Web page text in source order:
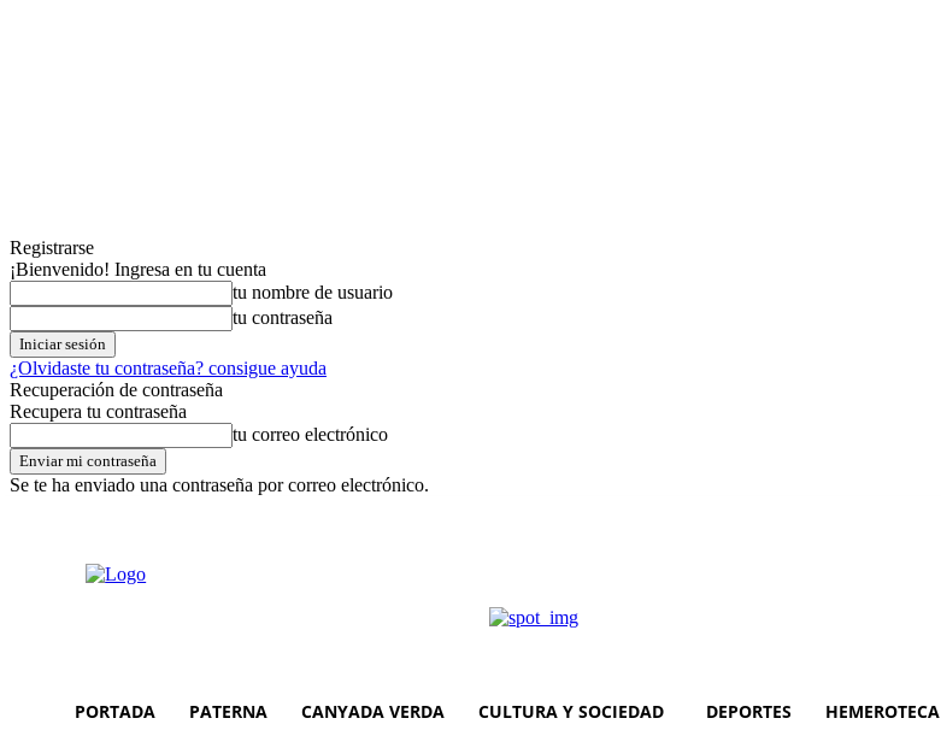
Registrarse
¡Bienvenido! Ingresa en tu cuenta
tu nombre de usuario
tu contraseña
¿Olvidaste tu contraseña? consigue ayuda
Recuperación de contraseña
Recupera tu contraseña
tu correo electrónico
Se te ha enviado una contraseña por correo electrónico.
PORTADA PATERNA CANYADA VERDA CULTURA Y SOCIEDAD DEPORTES HEMEROTECA